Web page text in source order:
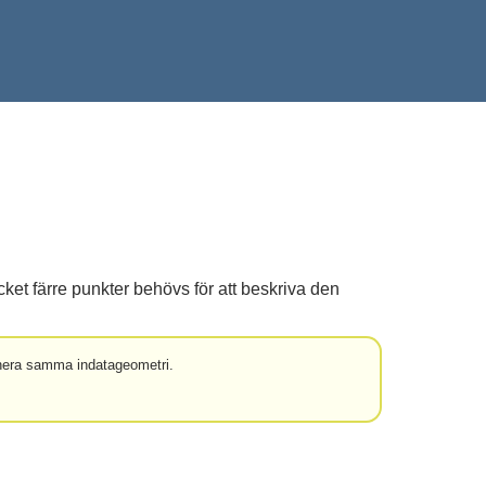
färre punkter behövs för att beskriva den
samma indatageometri.